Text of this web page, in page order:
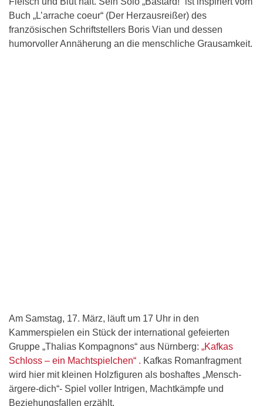
Buch „L’arrache coeur“ (Der Herzausreißer) des
französischen Schriftstellers Boris Vian und dessen
humorvoller Annäherung an die menschliche Grausamkeit.
Am Samstag, 17. März, läuft um 17 Uhr in den
Kammerspielen ein Stück der international gefeierten
Gruppe „Thalias Kompagnons“ aus Nürnberg: „Kafkas
Schloss – ein Machtspielchen“ . Kafkas Romanfragment
wird hier mit kleinen Holzfiguren als boshaftes „Mensch-
ärgere-dich“- Spiel voller Intrigen, Machtkämpfe und
Beziehungsfallen erzählt.